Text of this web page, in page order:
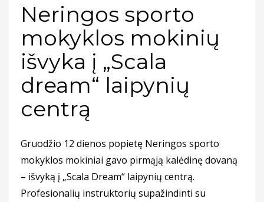
Neringos sporto
mokyklos mokinių
išvyka į „Scala
dream“ laipynių
centrą
Gruodžio 12 dienos popietę Neringos sporto
mokyklos mokiniai gavo pirmąją kalėdinę dovaną
– išvyką į „Scala Dream“ laipynių centrą.
Profesionalių instruktorių supažindinti su